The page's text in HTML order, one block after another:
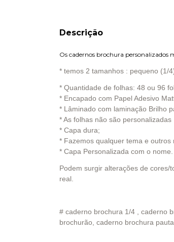
Descrição
Os cadernos brochura personalizados
* temos 2 tamanhos : pequeno (1/
* Quantidade de folhas: 48 ou 96
* Encapado com Papel Adesivo
* Lâminado com laminação Brilho
* As folhas não são personalizadas
* Capa dura;
* Fazemos qualquer tema e outros
* Capa Personalizada com o nome.
Podem surgir alterações de
real.
# caderno brochura 1/4 , caderno
brochurão, caderno brochura